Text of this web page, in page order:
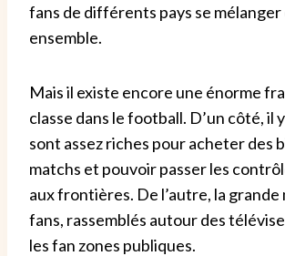
fans de différents pays se
ensemble.
Mais il existe encore une énorme
classe dans le football. D’un côté, il
sont assez riches pour acheter des
matchs et pouvoir passer les
aux frontières. De l’autre, la grande
fans, rassemblés autour des
les fan zones publiques.